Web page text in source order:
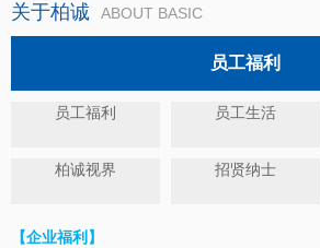
关于柏诚 ABOUT BASIC
员工福利
员工福利 员工生活
柏诚视界 招贤纳士
【企业福利】